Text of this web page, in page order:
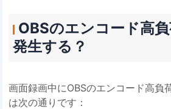
OBSのエンコード高
発生する？
画面録画中にOBSのエンコード高負
は次の通りです：